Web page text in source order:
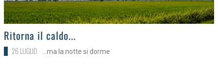
>
Ritorna il caldo...
26 LUGLIO ...ma la notte si dorme